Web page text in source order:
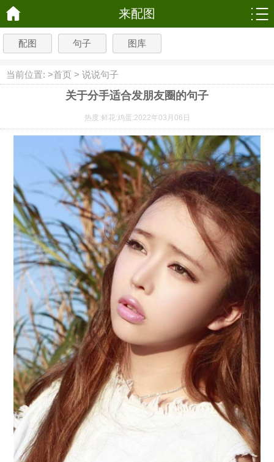
来配图
配图 句子 图库
当前位置: >首页 > 说说句子
关于分手适合发朋友圈的句子
热度:鲜花:鸡蛋:2022年03月06日